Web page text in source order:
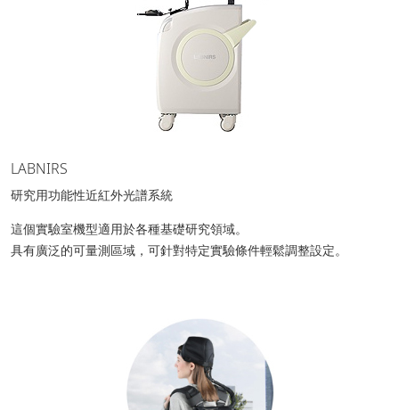
LABNIRS
研究用功能性近紅外光譜系統
這個實驗室機型適用於各種基礎研究領域。
具有廣泛的可量測區域，可針對特定實驗條件輕鬆調整設定。